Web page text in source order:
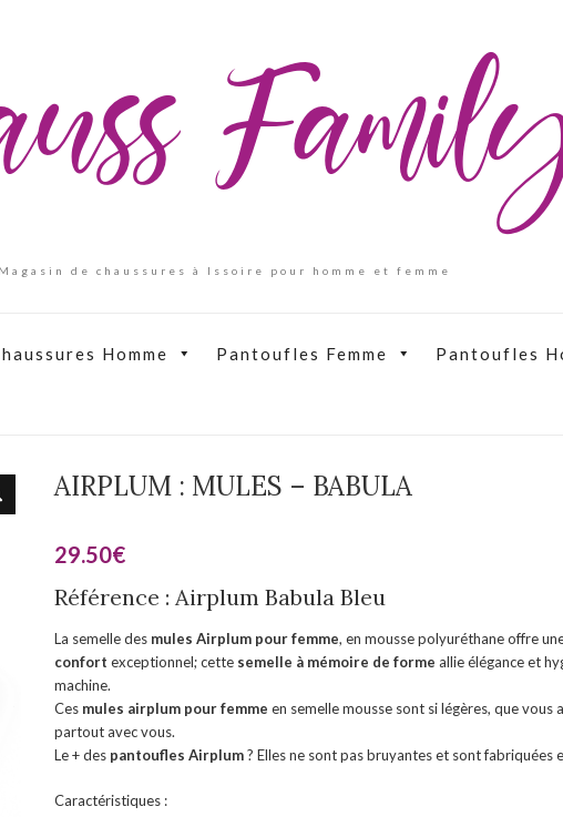
Magasin de chaussures à Issoire pour homme et femme
Homme Pantoufles Femme Pantoufles
AIRPLUM : MULES – BABULA
29.50€
Référence : Airplum Babula Bleu
La semelle desmules Airplum pour femme, en mousse polyuréthane offre
confort exceptionnel; cette semelle à mémoire de forme allie élégance et
machine.
Ces mules airplum pour femme en semelle mousse sont si légères, que vous
partout avec vous.
Le + des pantoufles Airplum? Elles ne sont pas bruyantes et sont fabriquées
Caractéristiques :